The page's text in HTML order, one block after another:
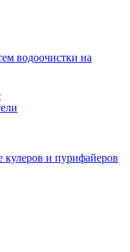
водоочистки на
и пурифайеров